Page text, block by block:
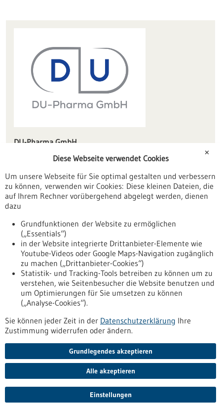
DU-Pharma GmbH
info(at)du-pharma.de
www.du-pharma.de
Zurück zur Ergebnisliste
Nach oben
Informiert bleiben
Newsletter abonnieren
✕
Diese Webseite verwendet Cookies
Um unsere Webseite für Sie optimal gestalten und verbessern
zu können, verwenden wir Cookies: Diese kleinen Dateien, die
auf Ihrem Rechner vorübergehend abgelegt werden, dienen
dazu
Grundfunktionen der Website zu ermöglichen
(„Essentials“)
in der Website integrierte Drittanbieter-Elemente wie
Youtube-Videos oder Google Maps-Navigation zugänglich
zu machen („Drittanbieter-Cookies“)
Statistik- und Tracking-Tools betreiben zu können um zu
verstehen, wie Seitenbesucher die Website benutzen und
um Optimierungen für Sie umsetzen zu können
(„Analyse-Cookies“).
Sie können jeder Zeit in der Datenschutzerklärung Ihre
Zustimmung widerrufen oder ändern.
Grundlegendes akzeptieren
Alle akzeptieren
Einstellungen